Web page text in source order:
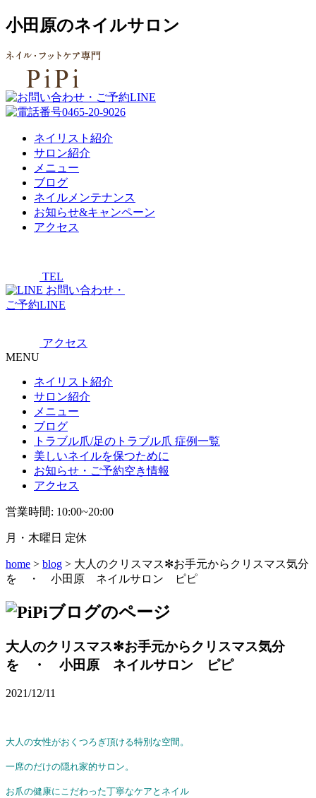
小田原のネイルサロン
ネイリスト紹介
サロン紹介
メニュー
ブログ
ネイルメンテナンス
お知らせ&キャンペーン
アクセス
TEL
お問い合わせ・
ご予約LINE
アクセス
MENU
ネイリスト紹介
サロン紹介
メニュー
ブログ
トラブル爪/足のトラブル爪 症例一覧
美しいネイルを保つために
お知らせ・ご予約空き情報
アクセス
営業時間: 10:00~20:00
月・木曜日 定休
home > blog > 大人のクリスマス✻お手元からクリスマス気分
を ・ 小田原 ネイルサロン ピピ
大人のクリスマス✻お手元からクリスマス気分
を ・ 小田原 ネイルサロン ピピ
2021/12/11
大人の女性がおくつろぎ頂ける特別な空間。
一席のだけの隠れ家的サロン。
お爪の健康にこだわった丁寧なケアとネイル